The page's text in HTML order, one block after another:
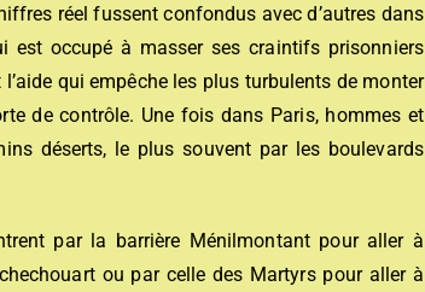
réel fussent confondus avec d’autres dans
est occupé à masser ses craintifs prisonniers
qui empêche les plus turbulents de monter
de contrôle. Une fois dans Paris, hommes et
déserts, le plus souvent par les boulevards
par la barrière Ménilmontant pour aller à
ou par celle des Martyrs pour aller à